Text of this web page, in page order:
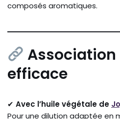
composés aromatiques.
efficace
✔ Avec l’huile végétale de
Pour une dilution adaptée en